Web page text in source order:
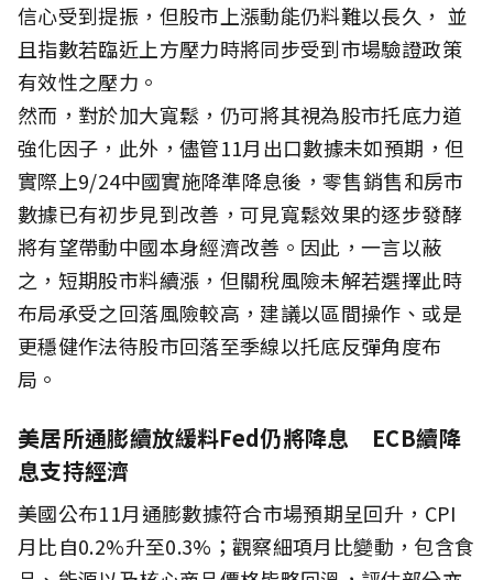
信心受到提振，但股市上漲動能仍料難以長久， 並
且指數若臨近上方壓力時將同步受到市場驗證政策
有效性之壓力。
然而，對於加大寬鬆，仍可將其視為股市托底力道
強化因子，此外，儘管11月出口數據未如預期，但
實際上9/24中國實施降準降息後，零售銷售和房市
數據已有初步見到改善，可見寬鬆效果的逐步發酵
將有望帶動中國本身經濟改善。因此，一言以蔽
之，短期股市料續漲，但關稅風險未解若選擇此時
布局承受之回落風險較高，建議以區間操作、或是
更穩健作法待股市回落至季線以托底反彈角度布
局。
美居所通膨續放緩料Fed仍將降息 ECB續降
息支持經濟
美國公布11月通膨數據符合市場預期呈回升，CPI
月比自0.2%升至0.3%；觀察細項月比變動，包含食